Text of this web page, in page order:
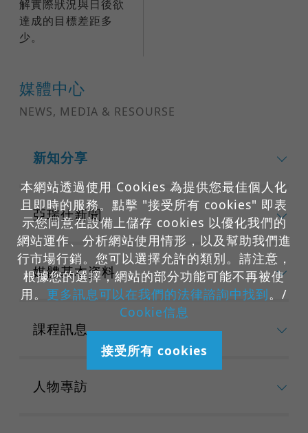
媒體中心
NEWS, MEDIA & RESOURSE
新知分享
亞瑞仕新聞
媒體基本資料
課程訊息
人物專訪
解實際狀況與日後欲
達成的目標差距多
少。
本網站透過使用 Cookies 為提供您最佳個人化
且即時的服務。點擊 "接受所有 cookies" 即表
示您同意在設備上儲存 cookies 以優化我們的
網站運作、分析網站使用情形，以及幫助我們進
行市場行銷。您可以選擇允許的類別。請注意，
根據您的選擇，網站的部分功能可能不再被使
用。 更多訊息可以在我們的法律諮詢中找到。/
Cookie信息
接受所有 cookies